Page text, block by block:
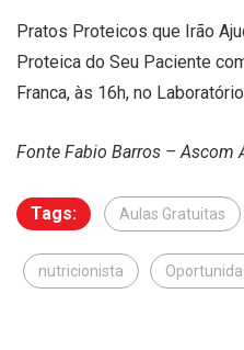
Pratos Proteicos que Irão
Proteica do Seu Paciente
Franca, às 16h, no
Fonte Fabio Barros – Ascom
Tags: Aulas Gratuitas
nutricionista